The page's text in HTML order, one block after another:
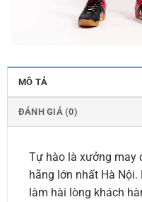
MÔ TẢ
ĐÁNH GIÁ (0)
Tự hào là xưởng may
hãng lớn nhất Hà
làm hài lòng khách